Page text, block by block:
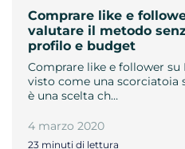
Comprare like e
valutare il metodo
profilo e budget
Comprare like e follower su
visto come una scorciatoia
è una scelta ch…
4 marzo 2020
23 minuti di lettura